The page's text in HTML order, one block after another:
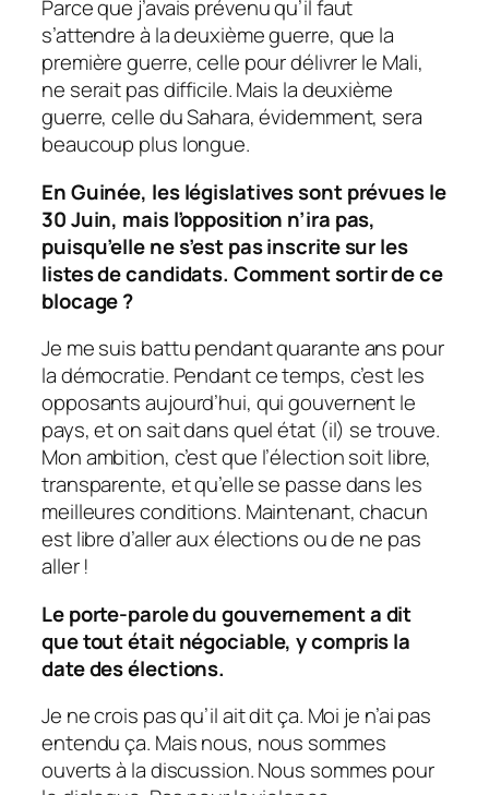
Parce que j’avais prévenu qu’il faut
s’attendre à la deuxième guerre, que la
première guerre, celle pour délivrer le Mali,
ne serait pas difficile. Mais la deuxième
guerre, celle du Sahara, évidemment, sera
beaucoup plus longue.
En Guinée, les législatives sont prévues le
30 Juin, mais l’opposition n’ira pas,
puisqu’elle ne s’est pas inscrite sur les
listes de candidats. Comment sortir de ce
blocage ?
Je me suis battu pendant quarante ans pour
la démocratie. Pendant ce temps, c’est les
opposants aujourd’hui, qui gouvernent le
pays, et on sait dans quel état (il) se trouve.
Mon ambition, c’est que l’élection soit libre,
transparente, et qu’elle se passe dans les
meilleures conditions. Maintenant, chacun
est libre d’aller aux élections ou de ne pas
aller !
Le porte-parole du gouvernement a dit
que tout était négociable, y compris la
date des élections.
Je ne crois pas qu’il ait dit ça. Moi je n’ai pas
entendu ça. Mais nous, nous sommes
ouverts à la discussion. Nous sommes pour